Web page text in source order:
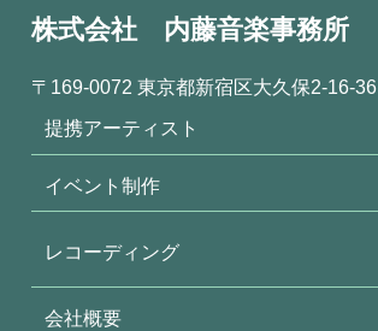
株式会社 内藤音楽事務所
〒169-0072 東京都新宿区大久保2-16-36
提携アーティスト
イベント制作
レコーディング
会社概要